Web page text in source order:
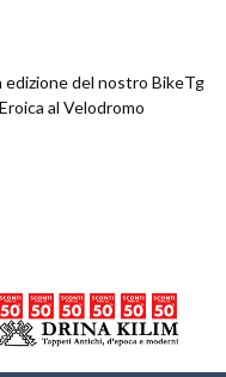
del nostro BikeTg
al Velodromo